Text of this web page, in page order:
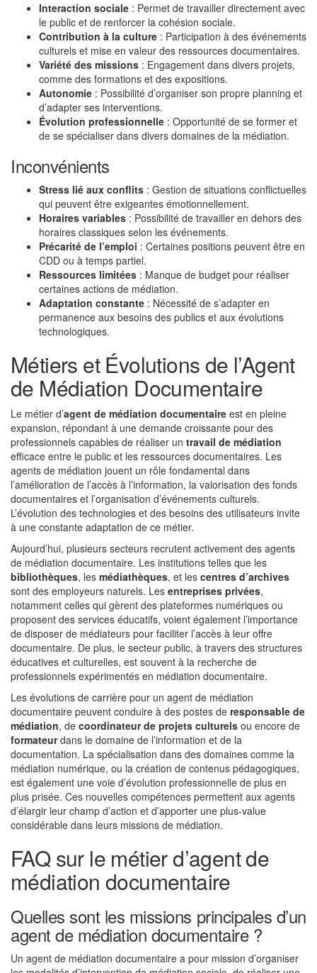
Interaction sociale : Permet de travailler directement avec
le public et de renforcer la cohésion sociale.
Contribution à la culture : Participation à des événements
culturels et mise en valeur des ressources documentaires.
Variété des missions : Engagement dans divers projets,
comme des formations et des expositions.
Autonomie : Possibilité d’organiser son propre planning et
d’adapter ses interventions.
Évolution professionnelle : Opportunité de se former et
de se spécialiser dans divers domaines de la médiation.
Inconvénients
Stress lié aux conflits : Gestion de situations conflictuelles
qui peuvent être exigeantes émotionnellement.
Horaires variables : Possibilité de travailler en dehors des
horaires classiques selon les événements.
Précarité de l’emploi : Certaines positions peuvent être en
CDD ou à temps partiel.
Ressources limitées : Manque de budget pour réaliser
certaines actions de médiation.
Adaptation constante : Nécessité de s’adapter en
permanence aux besoins des publics et aux évolutions
technologiques.
Métiers et Évolutions de l’Agent
de Médiation Documentaire
Le métier d’agent de médiation documentaire est en pleine
expansion, répondant à une demande croissante pour des
professionnels capables de réaliser un travail de médiation
efficace entre le public et les ressources documentaires. Les
agents de médiation jouent un rôle fondamental dans
l’amélioration de l’accès à l’information, la valorisation des fonds
documentaires et l’organisation d’événements culturels.
L’évolution des technologies et des besoins des utilisateurs invite
à une constante adaptation de ce métier.
Aujourd’hui, plusieurs secteurs recrutent activement des agents
de médiation documentaire. Les institutions telles que les
bibliothèques, les médiathèques, et les centres d’archives
sont des employeurs naturels. Les entreprises privées,
notamment celles qui gèrent des plateformes numériques ou
proposent des services éducatifs, voient également l’importance
de disposer de médiateurs pour faciliter l’accès à leur offre
documentaire. De plus, le secteur public, à travers des structures
éducatives et culturelles, est souvent à la recherche de
professionnels expérimentés en médiation documentaire.
Les évolutions de carrière pour un agent de médiation
documentaire peuvent conduire à des postes de responsable de
médiation, de coordinateur de projets culturels ou encore de
formateurdans le domaine de l’information et de la
documentation. La spécialisation dans des domaines comme la
médiation numérique, ou la création de contenus pédagogiques,
est également une voie d’évolution professionnelle de plus en
plus prisée. Ces nouvelles compétences permettent aux agents
d’élargir leur champ d’action et d’apporter une plus-value
considérable dans leurs missions de médiation.
FAQ sur le métier d’agent de
médiation documentaire
Quelles sont les missions principales d’un
agent de médiation documentaire ?
Un agent de médiation documentaire a pour mission d’organiser